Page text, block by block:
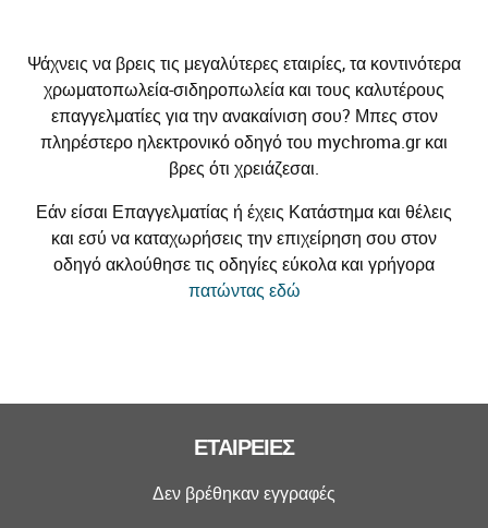
Ψάχνεις να βρεις τις μεγαλύτερες εταιρίες, τα κοντινότερα
χρωματοπωλεία-σιδηροπωλεία και τους καλυτέρους
επαγγελματίες για την ανακαίνιση σου? Μπες στον
πληρέστερο ηλεκτρονικό οδηγό του mychroma.gr και
βρες ότι χρειάζεσαι.
Εάν είσαι Επαγγελματίας ή έχεις Κατάστημα και θέλεις
και εσύ να καταχωρήσεις την επιχείρηση σου στον
οδηγό ακλούθησε τις οδηγίες εύκολα και γρήγορα
πατώντας εδώ
ΕΤΑΙΡΕΊΕΣ
Δεν βρέθηκαν εγγραφές